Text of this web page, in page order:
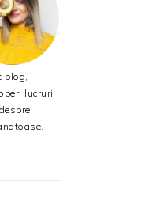
lucruri